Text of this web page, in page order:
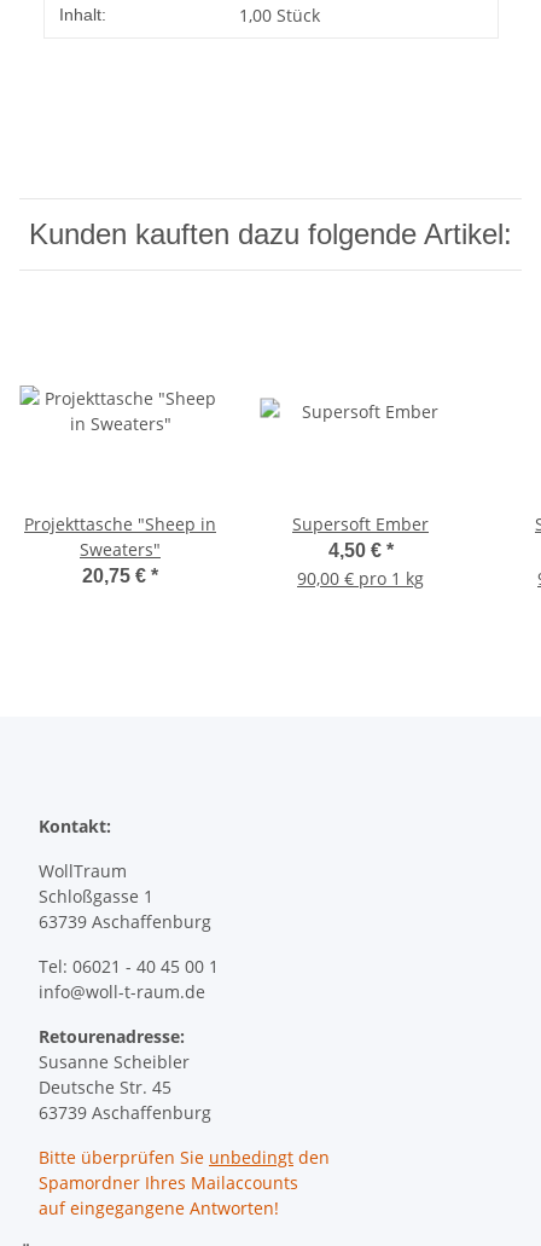
Produkteigenschaft
Wert
Inhalt: 1,00 Stück
Kunden kauften dazu folgende Artikel:
Projekttasche "Sheep in
Sweaters"
20,75 € *
Supersoft Ember
4,50 € *
90,00 € pro 1 kg
Kontakt:
WollTraum
Schloßgasse 1
63739 Aschaffenburg
Tel: 06021 - 40 45 00 1
info@woll-t-raum.de
Retourenadresse:
Susanne Scheibler
Deutsche Str. 45
63739 Aschaffenburg
Bitte überprüfen Sie unbedingt den
Spamordner Ihres Mailaccounts
auf eingegangene Antworten!